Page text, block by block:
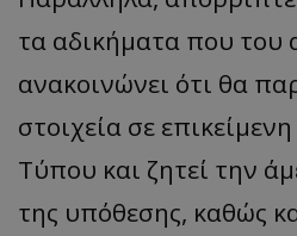
τα αδικήματα που του
ανακοινώνει ότι θα
στοιχεία σε
Τύπου και ζητεί την
της υπόθεσης, καθώς